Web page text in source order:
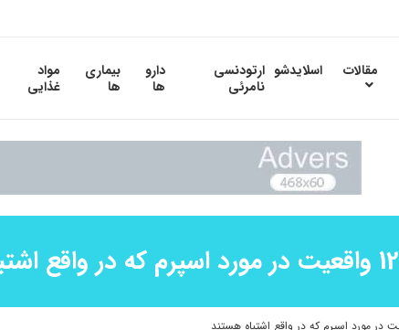
مقالات اسلایدشو ارتودنسی
نامرئی
دارو
ها
بیماری
ها
مواد
غذایی
12 واقعیت در مورد اسپرم که در واقع اشتباه هستند